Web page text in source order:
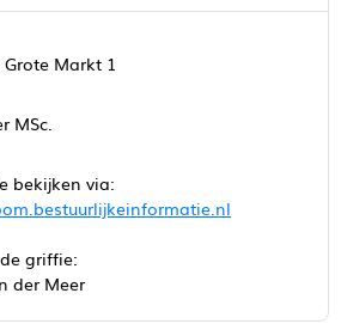
Markt 1
MSc.
bekijken via:
griffie:
der Meer